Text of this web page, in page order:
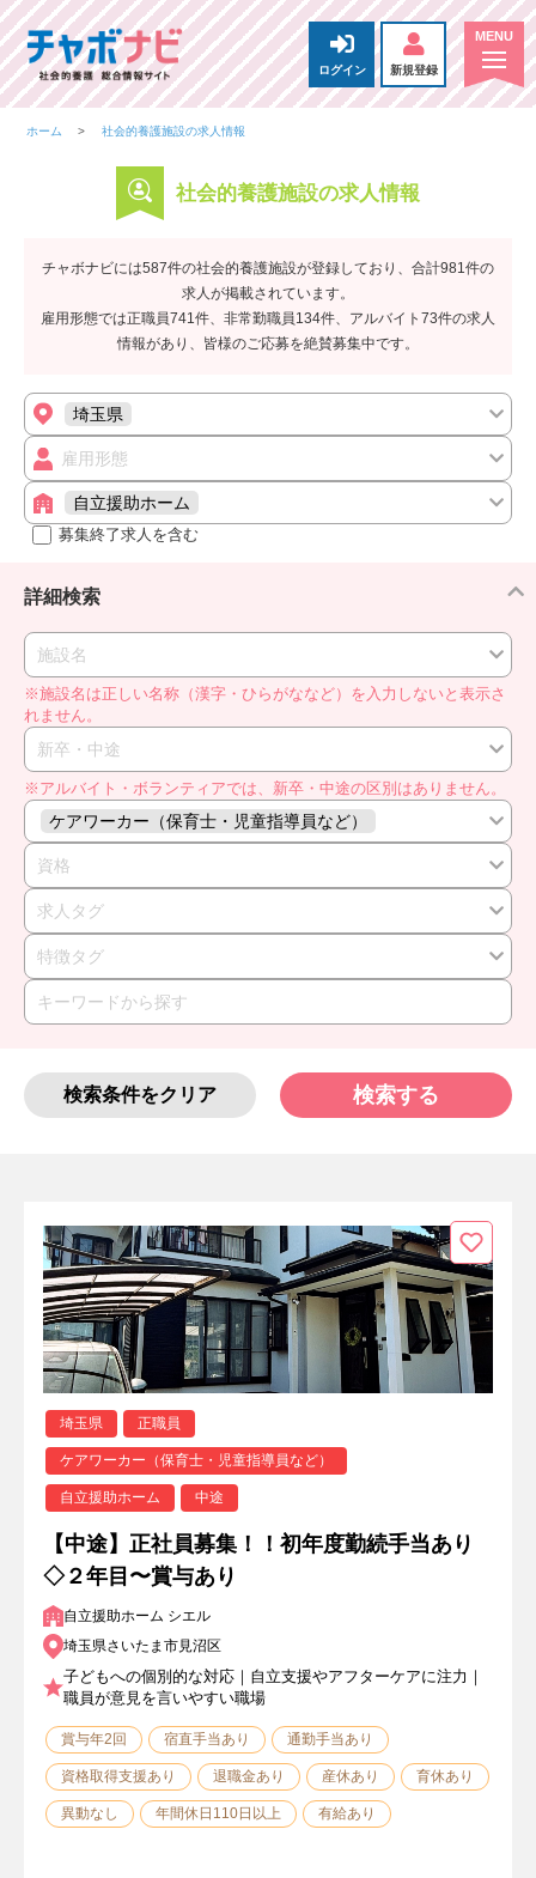
ログイン 新規登録
ホーム 社会的養護施設の求人情報
社会的養護施設の求人情報
チャボナビには587件の社会的養護施設が登録しており、合計981件の
求人が掲載されています。
雇用形態では正職員741件、非常勤職員134件、アルバイト73件の求人
情報があり、皆様のご応募を絶賛募集中です。
埼玉県
雇用形態
自立援助ホーム
募集終了求人を含む
詳細検索
施設名
※施設名は正しい名称（漢字・ひらがななど）を入力しないと表示さ
れません。
新卒・中途
※アルバイト・ボランティアでは、新卒・中途の区別はありません。
ケアワーカー（保育士・児童指導員など）
資格
求人タグ
特徴タグ
検索条件をクリア 検索する
埼玉県 正職員
ケアワーカー（保育士・児童指導員など）
自立援助ホーム 中途
【中途】正社員募集！！初年度勤続手当あり
◇２年目〜賞与あり
自立援助ホーム シエル
埼玉県さいたま市見沼区
子どもへの個別的な対応｜自立支援やアフターケアに注力｜
職員が意見を言いやすい職場
賞与年2回 宿直手当あり 通勤手当あり
資格取得支援あり 退職金あり 産休あり 育休あり
異動なし 年間休日110日以上 有給あり